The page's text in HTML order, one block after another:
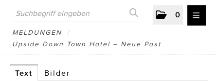
0
MELDUNGEN
ATELIER FĒ.
MELDUNGEN
/
Upside Down Town Hotel – Neue Post
Text Bilder